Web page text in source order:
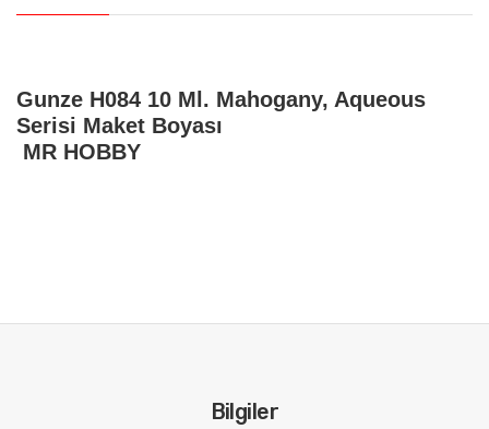
Gunze H084 10 Ml. Mahogany, Aqueous
Serisi Maket Boyası
MR HOBBY
Bilgiler